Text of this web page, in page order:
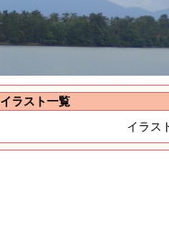
イラスト一覧
イラス